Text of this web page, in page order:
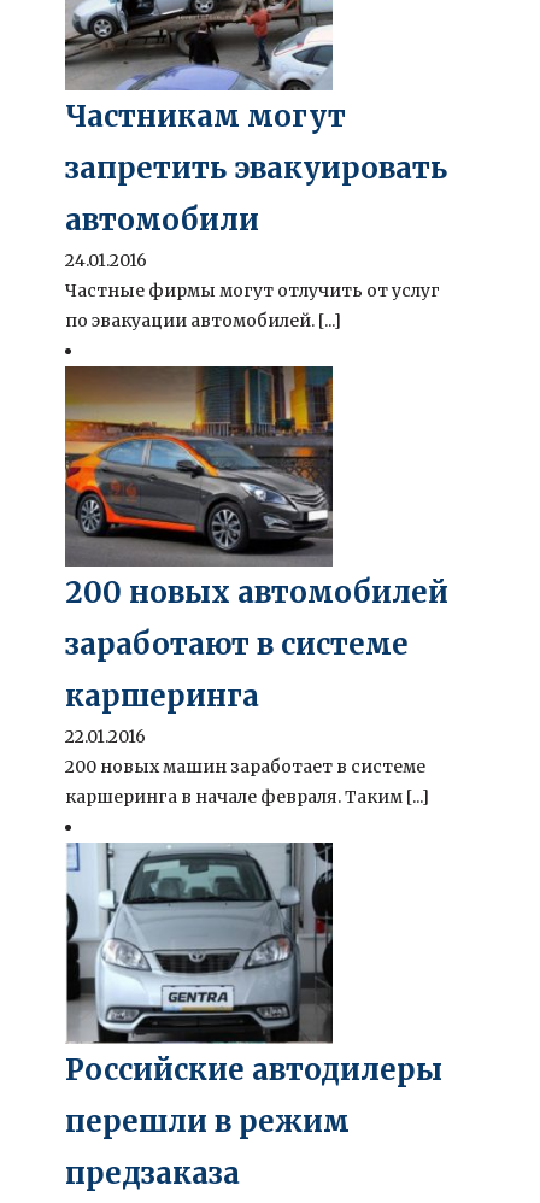
Частникам могут
запретить эвакуировать
автомобили
24.01.2016
Частные фирмы могут отлучить от услуг
по эвакуации автомобилей. [...]
200 новых автомобилей
заработают в системе
каршеринга
22.01.2016
200 новых машин заработает в системе
каршеринга в начале февраля. Таким [...]
Российские автодилеры
перешли в режим
предзаказа